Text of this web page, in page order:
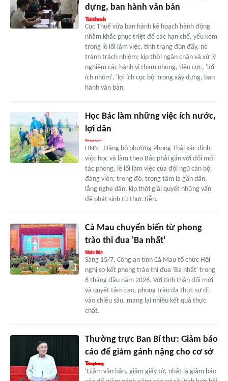
dựng, ban hành văn bản
Cục Thuế vừa ban hành kế hoạch hành động
nhằm khắc phục triệt để các hạn chế, yếu kém
trong lề lối làm việc, tình trạng đùn đẩy, né
tránh trách nhiệm; kịp thời ngăn chặn và xử lý
nghiêm các hành vi tham nhũng, tiêu cực, 'lợi
ích nhóm', 'lợi ích cục bộ' trong xây dựng, ban
hành văn bản.
Học Bác làm những việc ích nước,
lợi dân
HNN - Đảng bộ phường Phong Thái xác định,
việc học và làm theo Bác phải gắn với đổi mới
tác phong, lề lối làm việc của đội ngũ cán bộ,
đảng viên; trong đó, trọng tâm là gần dân,
lắng nghe dân, kịp thời giải quyết những vấn
đề phát sinh từ thực tiễn.
Cà Mau chuyển biến từ phong
trào thi đua 'Ba nhất'
Sáng 15/7, Công an tỉnh Cà Mau tổ chức Hội
nghị sơ kết phong trào thi đua 'Ba nhất' trong
6 tháng đầu năm 2026. Với tinh thần đổi mới
và quyết tâm cao, phong trào đã thực sự đi
vào chiều sâu, mang lại nhiều kết quả thực
chất.
Thường trực Ban Bí thư: Giảm báo
cáo để giảm gánh nặng cho cơ sở
'Giảm văn bản, giảm giấy tờ, nhất là giảm báo